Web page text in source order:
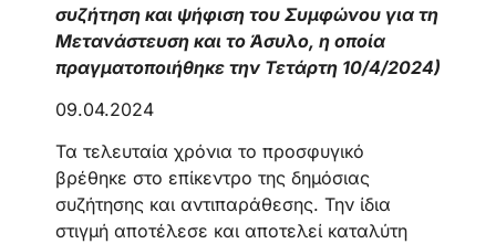
συζήτηση και ψήφιση του Συμφώνου για τη
Μετανάστευση και το Άσυλο, η οποία
πραγματοποιήθηκε την Τετάρτη 10/4/2024)
09.04.2024
Τα τελευταία χρόνια το προσφυγικό
βρέθηκε στο επίκεντρο της δημόσιας
συζήτησης και αντιπαράθεσης. Την ίδια
στιγμή αποτέλεσε και αποτελεί καταλύτη